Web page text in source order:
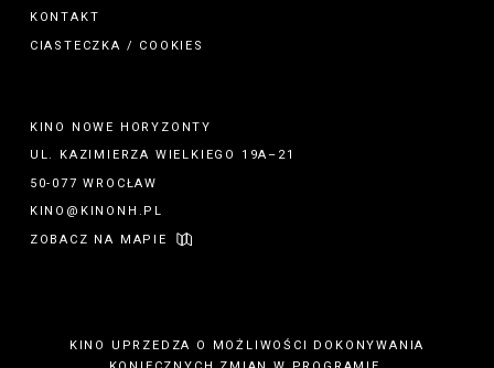
KONTAKT
CIASTECZKA / COOKIES
KINO NOWE HORYZONTY
UL. KAZIMIERZA WIELKIEGO 19A–21
50-077 WROCŁAW
KINO@KINONH.PL
ZOBACZ NA MAPIE
KINO UPRZEDZA O MOŻLIWOŚCI DOKONYWANIA